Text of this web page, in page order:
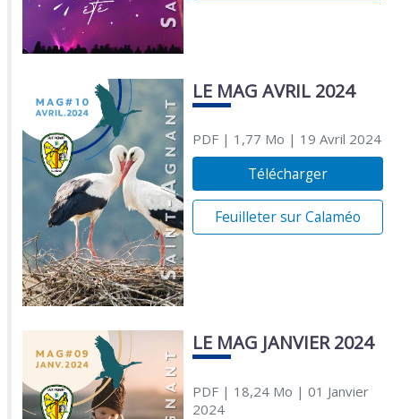
LE MAG AVRIL 2024
PDF| 1,77 Mo | 19 Avril 2024
Télécharger
Feuilleter sur Calaméo
LE MAG JANVIER 2024
PDF| 18,24 Mo | 01 Janvier
2024